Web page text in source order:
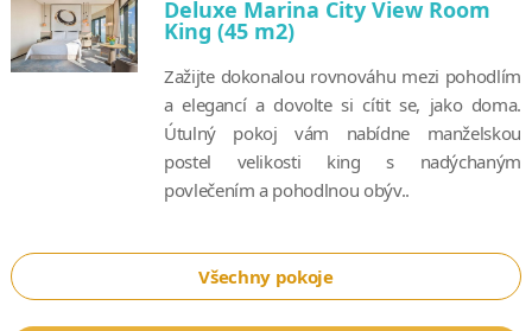
Deluxe Marina City View Room
King (45 m2)
Zažijte dokonalou rovnováhu mezi pohodlím
a elegancí a dovolte si cítit se, jako doma.
Útulný pokoj vám nabídne manželskou
postel velikosti king s nadýchaným
povlečením a pohodlnou obýv..
Všechny pokoje